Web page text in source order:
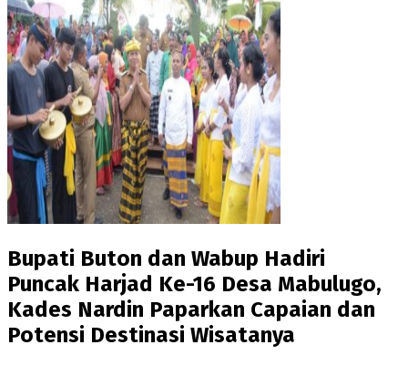
Bupati Buton dan Wabup Hadiri
Puncak Harjad Ke-16 Desa Mabulugo,
Kades Nardin Paparkan Capaian dan
Potensi Destinasi Wisatanya